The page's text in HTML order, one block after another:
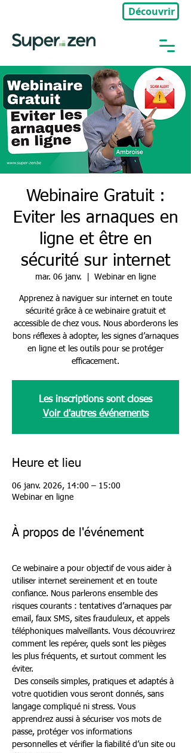
Découvrir
Webinaire Gratuit :
Eviter les arnaques en
ligne et être en
sécurité sur internet
mar. 06 janv. Webinar en ligne
Apprenez à naviguer sur internet en toute
sécurité grâce à ce webinaire gratuit et
accessible de chez vous. Nous aborderons les
bons réflexes à adopter, les signes d’arnaques
en ligne et les outils pour se protéger
efficacement.
Les inscriptions sont closes
Voir d'autres événements
Heure et lieu
06 janv. 2026, 14:00 – 15:00
Webinar en ligne
À propos de l'événement
Ce webinaire a pour objectif de vous aider à
utiliser internet sereinement et en toute
confiance. Nous parlerons ensemble des
risques courants : tentatives d’arnaques par
email, faux SMS, sites frauduleux, et appels
téléphoniques malveillants. Vous découvrirez
comment les repérer, quels sont les pièges
les plus fréquents, et surtout comment les
éviter.
Des conseils simples, pratiques et adaptés à
votre quotidien vous seront donnés, sans
langage compliqué ni stress. Vous
apprendrez aussi à sécuriser vos mots de
passe, protéger vos informations
personnelles et vérifier la fiabilité d’un site ou